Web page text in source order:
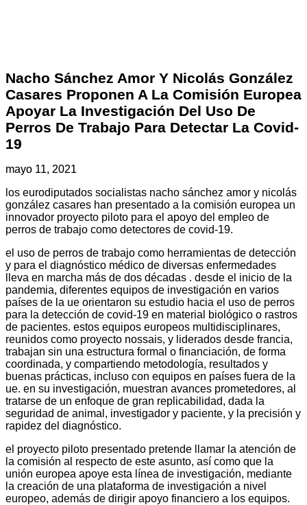
Nacho Sánchez Amor Y Nicolás González
Casares Proponen A La Comisión Europea
Apoyar La Investigación Del Uso De
Perros De Trabajo Para Detectar La Covid-
19
mayo 11, 2021
los eurodiputados socialistas nacho sánchez amor y nicolás
gonzález casares han presentado a la comisión europea un
innovador proyecto piloto para el apoyo del empleo de
perros de trabajo como detectores de covid-19.
el uso de perros de trabajo como herramientas de detección
y para el diagnóstico médico de diversas enfermedades
lleva en marcha más de dos décadas . desde el inicio de la
pandemia, diferentes equipos de investigación en varios
países de la ue orientaron su estudio hacia el uso de perros
para la detección de covid-19 en material biológico o rastros
de pacientes. estos equipos europeos multidisciplinares,
reunidos como proyecto nossais, y liderados desde francia,
trabajan sin una estructura formal o financiación, de forma
coordinada, y compartiendo metodología, resultados y
buenas prácticas, incluso con equipos en países fuera de la
ue. en su investigación, muestran avances prometedores, al
tratarse de un enfoque de gran replicabilidad, dada la
seguridad de animal, investigador y paciente, y la precisión y
rapidez del diagnóstico.
el proyecto piloto presentado pretende llamar la atención de
la comisión al respecto de este asunto, así como que la
unión europea apoye esta línea de investigación, mediante
la creación de una plataforma de investigación a nivel
europeo, además de dirigir apoyo financiero a los equipos.